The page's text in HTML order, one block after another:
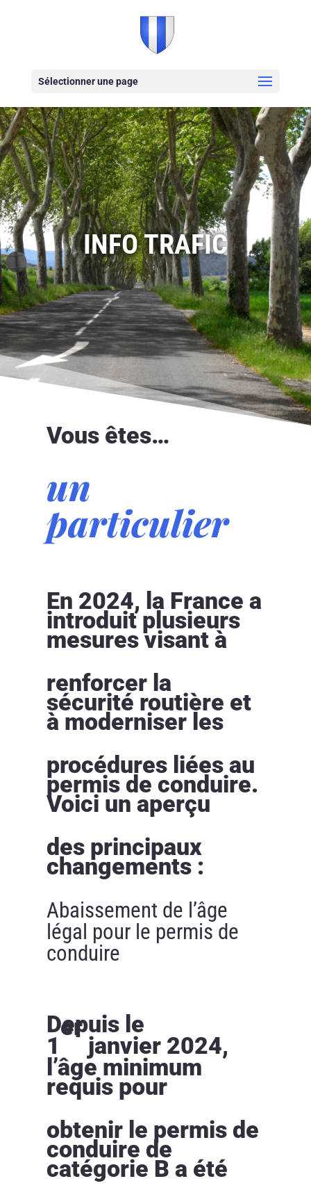
Sélectionner une page
INFO TRAFIC
Vous êtes…
un
particulier
En 2024, la France a
introduit plusieurs
mesures visant à
renforcer la
sécurité routière et
à moderniser les
procédures liées au
permis de conduire.
Voici un aperçu
des principaux
changements :
Abaissement de l’âge
légal pour le permis de
conduire
Depuis le
1
er
janvier 2024,
l’âge minimum
requis pour
obtenir le permis de
conduire de
catégorie B a été